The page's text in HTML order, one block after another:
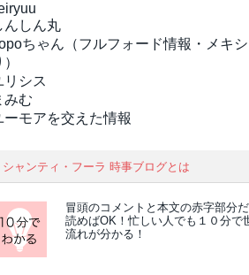
んしん丸
ちゃん（フルフォード情報・メキ
リシス
みむ
ーモアを交えた情報
シャンティ・フーラ 時事ブログとは
冒頭のコメントと本文の赤字部分
読めばOK！忙しい人でも１０分で
流れが分かる！